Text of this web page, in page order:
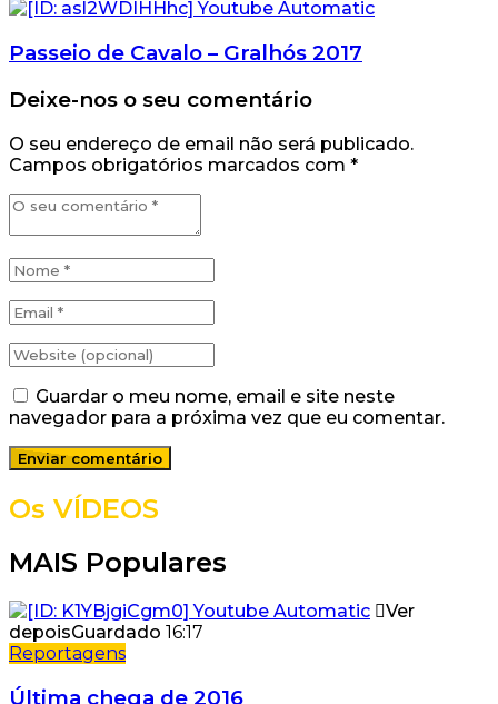
Passeio de Cavalo – Gralhós 2017
Deixe-nos o seu comentário
O seu endereço de email não será publicado.
Campos obrigatórios marcados com *
Guardar o meu nome, email e site neste
navegador para a próxima vez que eu comentar.
Os VÍDEOS
MAIS Populares
Ver
depoisGuardado 16:17
Reportagens
Última chega de 2016